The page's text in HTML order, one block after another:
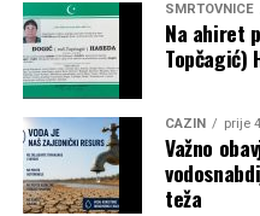
SMRTOVNICE
Na ahiret
Topčagić)
CAZIN prije
Važno
teža